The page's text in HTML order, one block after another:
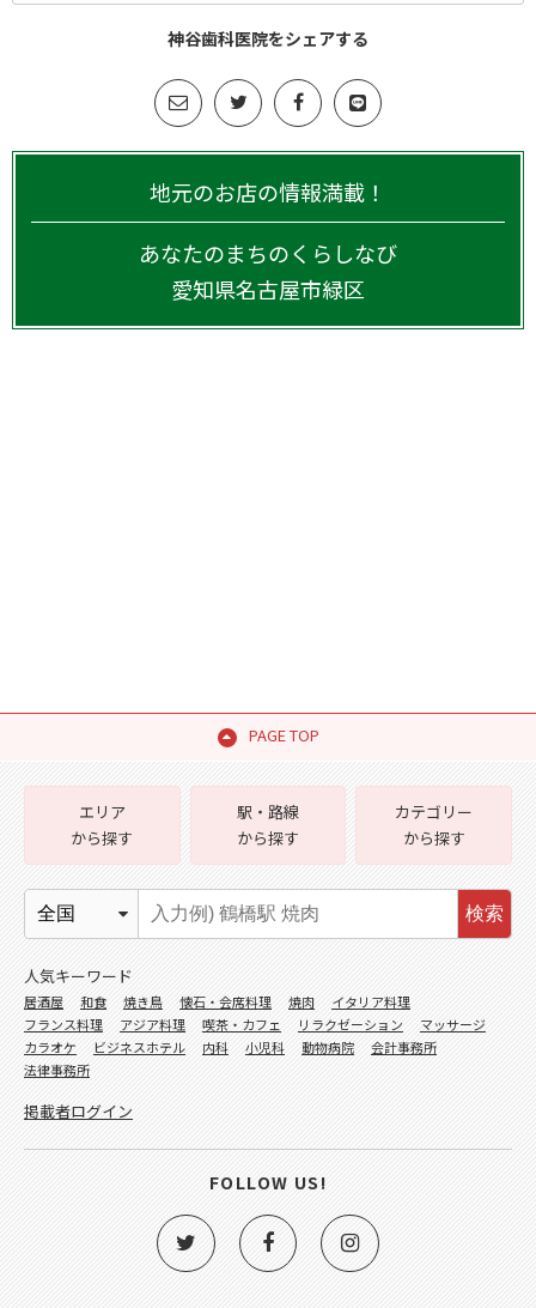
神谷歯科医院をシェアする
地元のお店の情報満載！
あなたのまちのくらしなび
愛知県名古屋市緑区
PAGE TOP
エリア
から探す
駅・路線
から探す
カテゴリー
から探す
検索
人気キーワード
居酒屋 和食 焼き鳥 懐石・会席料理 焼肉
イタリア料理
フランス料理
アジア料理 喫茶・カフェ リラクゼーション
マッサージ
カラオケ
ビジネスホテル 内科 小児科 動物病院
会計事務所
法律事務所
掲載者ログイン
FOLLOW US!